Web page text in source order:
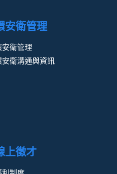
安衛管理
安衛管理
安衛溝通與資訊
上徵才